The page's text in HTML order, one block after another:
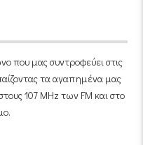
που μας συντροφεύει στις
τα αγαπημένα μας
107 MHz των FM και στο